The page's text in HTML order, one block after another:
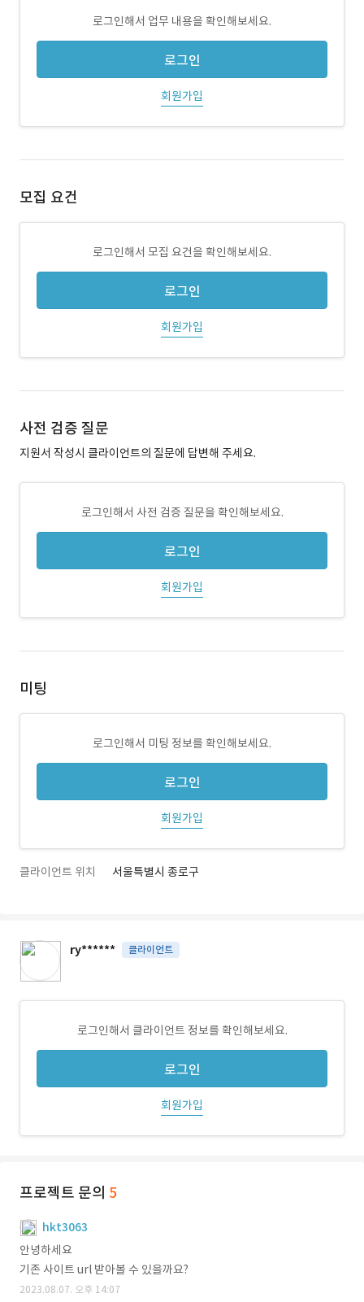
로그인해서 업무 내용을 확인해보세요.
로그인
회원가입
모집 요건
로그인해서 모집 요건을 확인해보세요.
로그인
회원가입
사전 검증 질문
지원서 작성시 클라이언트의 질문에 답변해 주세요.
로그인해서 사전 검증 질문을 확인해보세요.
로그인
회원가입
미팅
로그인해서 미팅 정보를 확인해보세요.
로그인
회원가입
클라이언트 위치 서울특별시 종로구
ry****** 클라이언트
로그인해서 클라이언트 정보를 확인해보세요.
로그인
회원가입
프로젝트 문의 5
hkt3063
안녕하세요
기존 사이트 url 받아볼 수 있을까요?
2023.08.07. 오후 14:07